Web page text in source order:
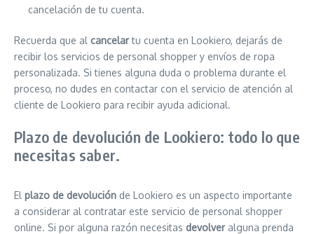
cancelación de tu cuenta.
Recuerda que al cancelartu cuenta en Lookiero, dejarás de
recibir los servicios de personal shopper y envíos de ropa
personalizada. Si tienes alguna duda o problema durante el
proceso, no dudes en contactar con el servicio de atención al
cliente de Lookiero para recibir ayuda adicional.
Plazo de devolución de Lookiero: todo lo que
necesitas saber.
El plazo de devolución de Lookiero es un aspecto importante
a considerar al contratar este servicio de personal shopper
online. Si por alguna razón necesitas devolveralguna prenda